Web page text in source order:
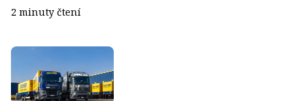
2 minuty čtení